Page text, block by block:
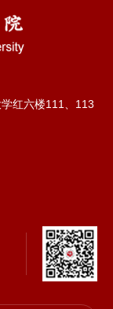
红六楼111、113